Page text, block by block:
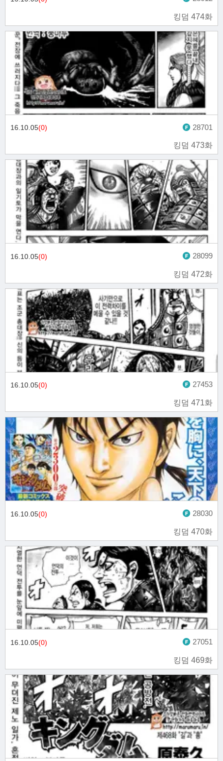
킹덤 474화
킹덤 473화
16.10.05(0) 28701
킹덤 472화
16.10.05(0) 28099
킹덤 471화
16.10.05(0) 27453
킹덤 470화
16.10.05(0) 28030
킹덤 469화
16.10.05(0) 27051